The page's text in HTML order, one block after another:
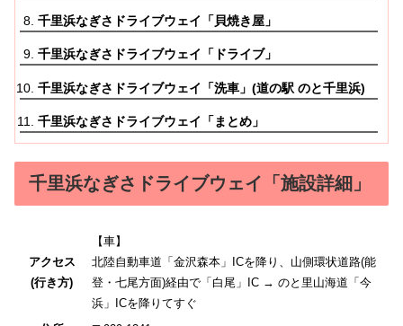
千里浜なぎさドライブウェイ「貝焼き屋」
千里浜なぎさドライブウェイ「ドライブ」
千里浜なぎさドライブウェイ「洗車」(道の駅 のと千里浜)
千里浜なぎさドライブウェイ「まとめ」
千里浜なぎさドライブウェイ「施設詳細」
アクセス
(行き方)
【車】
北陸自動車道「金沢森本」ICを降り、山側環状道路(能
登・七尾方面)経由で「白尾」IC → のと里山海道「今
浜」ICを降りてすぐ